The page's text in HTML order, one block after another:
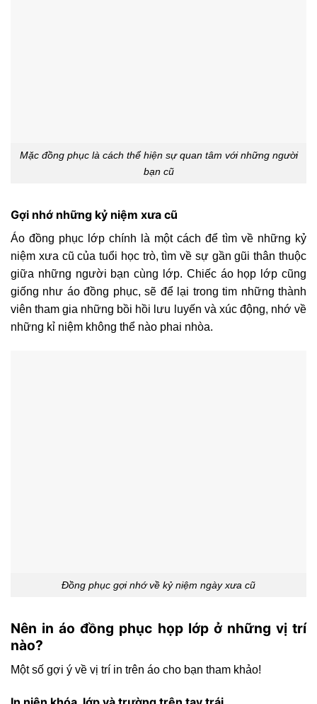
Mặc đồng phục là cách thể hiện sự quan tâm với những người
bạn cũ
Gợi nhớ những kỷ niệm xưa cũ
Áo đồng phục lớp chính là một cách để tìm về những kỷ
niệm xưa cũ của tuổi học trò, tìm về sự gần gũi thân thuộc
giữa những người bạn cùng lớp. Chiếc áo họp lớp cũng
giống như áo đồng phục, sẽ để lại trong tim những thành
viên tham gia những bồi hồi lưu luyến và xúc động, nhớ về
những kỉ niệm không thể nào phai nhòa.
Đồng phục gợi nhớ về kỷ niệm ngày xưa cũ
Nên in áo đồng phục họp lớp ở những vị trí
nào?
Một số gợi ý về vị trí in trên áo cho bạn tham khảo!